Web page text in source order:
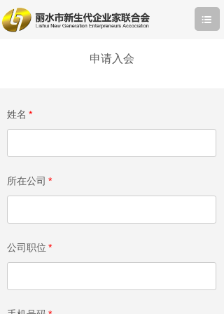
申请入会
姓名 *
所在公司 *
公司职位 *